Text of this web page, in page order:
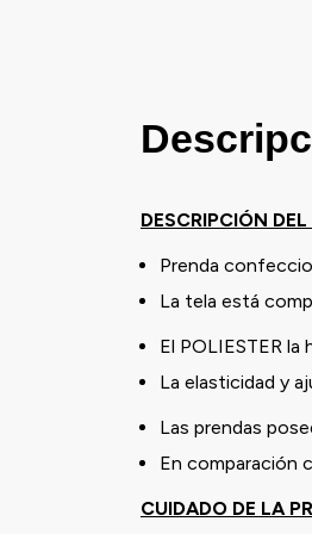
DESCRIPCIÓN
Prenda
La tela está
El POLIESTER
La elasticidad y
Las prendas
En comparación
CUIDADO DE LA